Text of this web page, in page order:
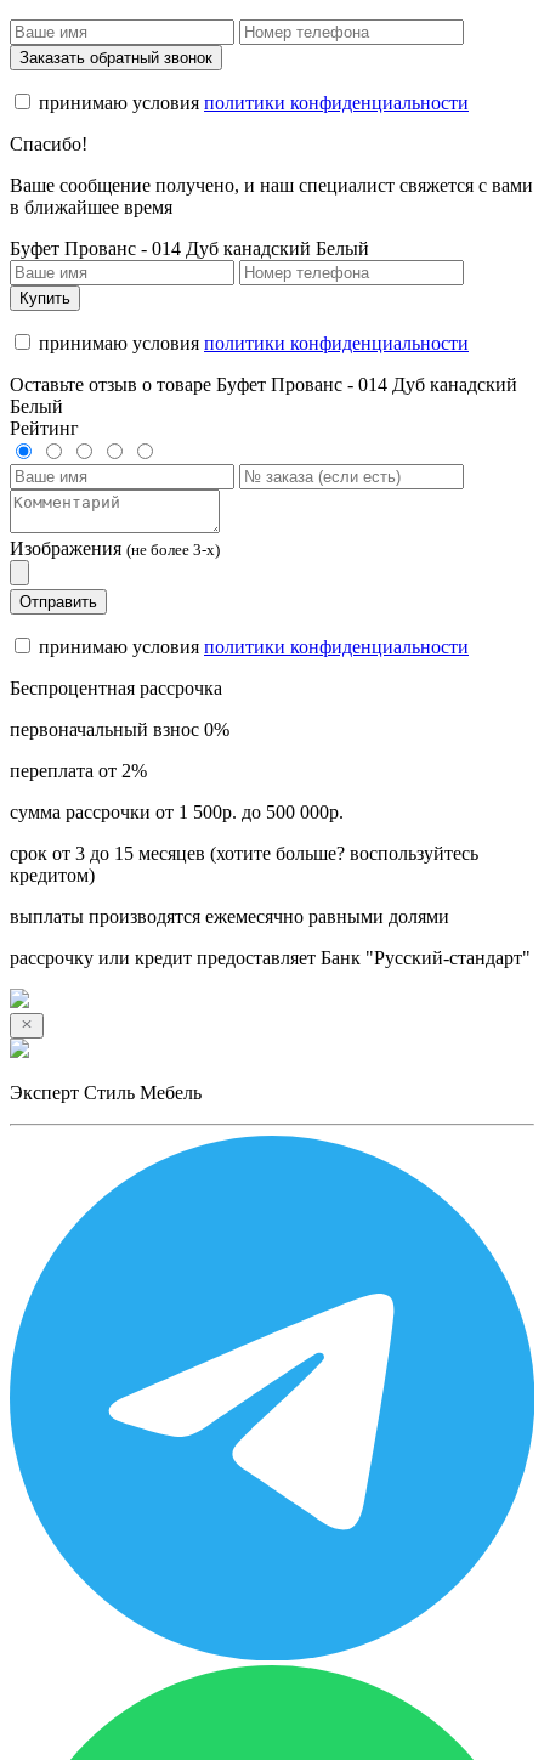
Заказать обратный звонок
принимаю условия политики конфиденциальности
Спасибо!
Ваше сообщение получено, и наш специалист свяжется с вами
в ближайшее время
Буфет Прованс - 014 Дуб канадский Белый
Купить
принимаю условия политики конфиденциальности
Оставьте отзыв о товаре Буфет Прованс - 014 Дуб канадский
Белый
Рейтинг
Изображения (не более 3-х)
Отправить
принимаю условия политики конфиденциальности
Беспроцентная рассрочка
первоначальный взнос 0%
переплата от 2%
сумма рассрочки от 1 500р. до 500 000р.
срок от 3 до 15 месяцев (хотите больше? воспользуйтесь
кредитом)
выплаты производятся ежемесячно равными долями
рассрочку или кредит предоставляет Банк "Русский-стандарт"
Эксперт Стиль Мебель